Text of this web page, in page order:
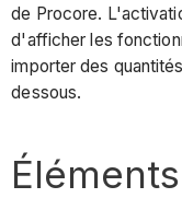
de Procore.
d'afficher les
importer des
dessous.